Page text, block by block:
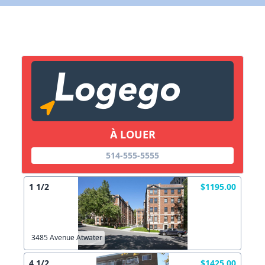
À LOUER
514-555-5555
1 1/2 $1195.00
3485 Avenue Atwater
Lien vers inscription (sera inclus dans courriel)
Copier lien
X Fermer